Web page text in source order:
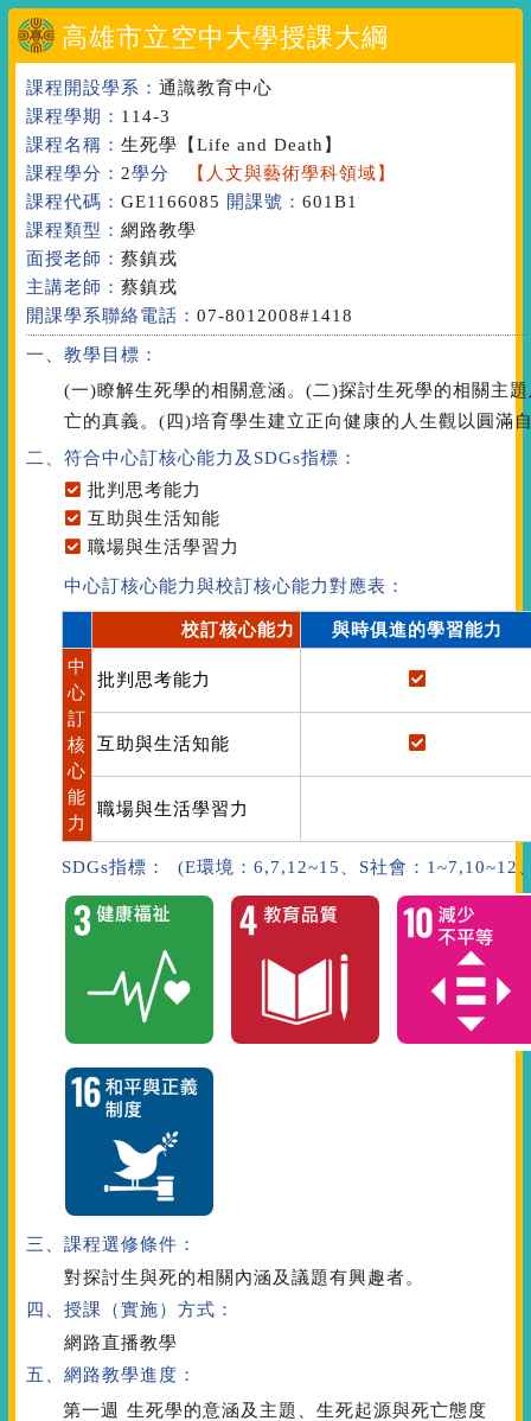
高雄市立空中大學授課大綱
課程開設學系： 通識教育中心
課程學期： 114-3
課程名稱： 生死學 【Life and Death】
課程學分： 2學分
【人文與藝術學科領域】
課程代碼： GE1166085 開課號： 601B1
課程類型： 網路教學
面授老師： 蔡鎮戎
主講老師： 蔡鎮戎
開課學系聯絡電話： 07-8012008#1418
一、教學目標：
(一)瞭解生死學的相關意涵。(二)探討生死學的相關主
亡的真義。(四)培育學生建立正向健康的人生觀以圓滿
二、符合中心訂核心能力 及SDGs指標 ：
批判思考能力
互助與生活知能
職場與生活學習力
中心訂核心能力與校訂核心能力對應表：
校訂核心能力
與時俱進的學習能力
中
心
訂
核
心
能
力
批判思考能力
互助與生活知能
職場與生活學習力
SDGs指標： (E環境：6,7,12~15、S社會：
三、課程選修條件：
對探討生與死的相關內涵及議題有興趣者。
四、授課（實施）方式：
網路直播教學
五、網路教學進度：
第一週
生死學的意涵及主題、生死起源與死亡態度